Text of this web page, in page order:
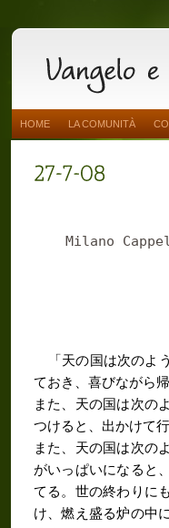
HOME LA COMUNITÀ
Milano
「天の国は次の
ておき、喜びながら
また、天の国は次の
つけると、出かけて
また、天の国は次の
がいっぱいになると
てる。世の終わりに
け、燃え盛る炉の中